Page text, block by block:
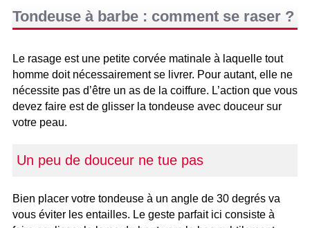
Tondeuse à barbe : comment se raser ?
Le rasage est une petite corvée matinale à laquelle tout
homme doit nécessairement se livrer. Pour autant, elle ne
nécessite pas d’être un as de la coiffure. L’action que vous
devez faire est de glisser la tondeuse avec douceur sur
votre peau.
Un peu de douceur ne tue pas
Bien placer votre tondeuse à un angle de 30 degrés va
vous éviter les entailles. Le geste parfait ici consiste à